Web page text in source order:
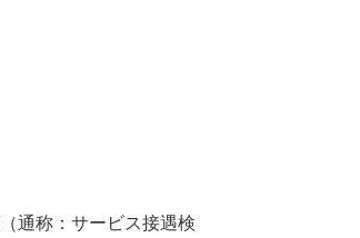
通称：サービス接遇検